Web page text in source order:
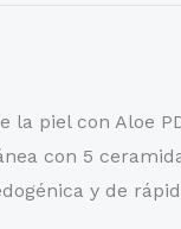
la piel con Aloe
con 5
y de